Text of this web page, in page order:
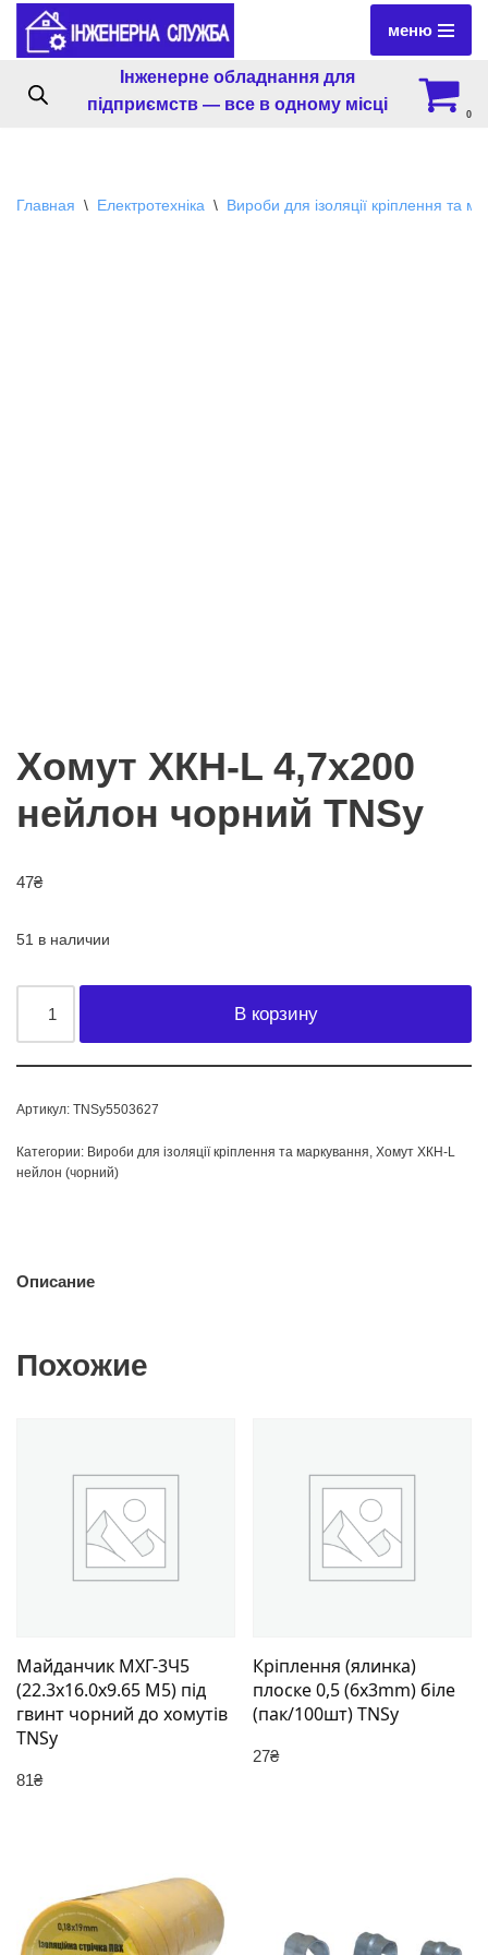
Перейти
содержимому
меню
Інженерне обладнання для
підприємств — все в одному місці
0
Главная \ Електротехніка \ Вироби для ізоляції кріплення та
Хомут ХКН-L 4,7х200
нейлон чорний TNSy
47₴
51 в наличии
В корзину
Артикул: TNSy5503627
Категории: Вироби для ізоляції кріплення та маркування, Хомут ХКН-L
нейлон (чорний)
Описание
Похожие
Майданчик МХГ-3Ч5
(22.3х16.0х9.65 М5) під
гвинт чорний до хомутів
TNSy
81₴
Кріплення (ялинка)
плоске 0,5 (6х3mm) біле
(пак/100шт) TNSy
27₴